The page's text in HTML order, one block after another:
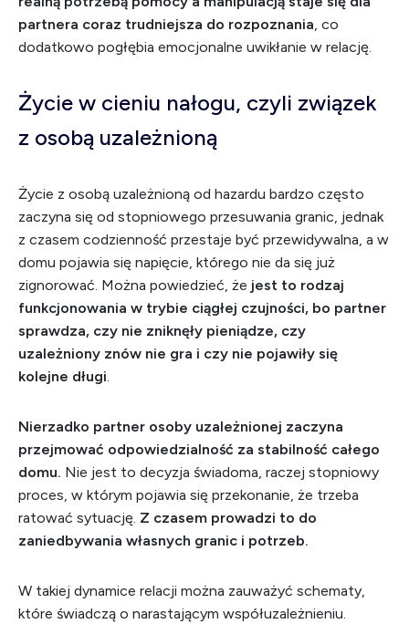
partnera coraz trudniejsza do rozpoznania, co
dodatkowo pogłębia emocjonalne uwikłanie w relację.
Życie w cieniu nałogu, czyli związek
z osobą uzależnioną
Życie z osobą uzależnioną od hazardu bardzo często
zaczyna się od stopniowego przesuwania granic, jednak
z czasem codzienność przestaje być przewidywalna, a w
domu pojawia się napięcie, którego nie da się już
zignorować. Można powiedzieć, że jest to rodzaj
funkcjonowania w trybie ciągłej czujności, bo partner
sprawdza, czy nie zniknęły pieniądze, czy
uzależniony znów nie gra i czy nie pojawiły się
kolejne długi.
Nierzadko partner osoby uzależnionej zaczyna
przejmować odpowiedzialność za stabilność całego
domu. Nie jest to decyzja świadoma, raczej stopniowy
proces, w którym pojawia się przekonanie, że trzeba
ratować sytuację. Z czasem prowadzi to do
zaniedbywania własnych granic i potrzeb.
W takiej dynamice relacji można zauważyć schematy,
które świadczą o narastającym współuzależnieniu.